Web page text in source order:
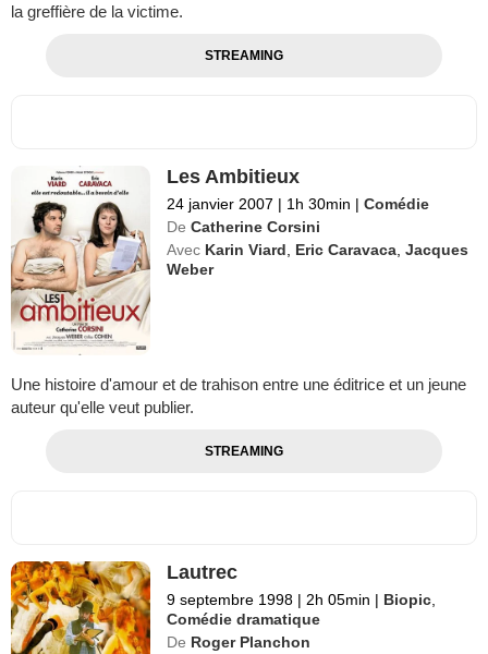
la greffière de la victime.
STREAMING
Les Ambitieux
24 janvier 2007 | 1h 30min | Comédie
De Catherine Corsini
Avec Karin Viard Eric Caravaca ,Jacques
Weber
Une histoire d'amour et de trahison entre une éditrice et un jeune
auteur qu'elle veut publier.
STREAMING
Lautrec
9 septembre 1998 | 2h 05min | Biopic
Comédie dramatique
De Roger Planchon